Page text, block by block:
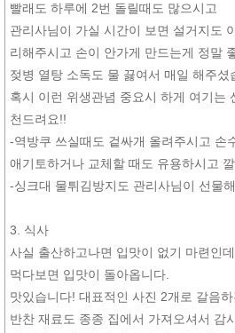
빨래도 하루에 2번 돌릴때도 많으시고
관리사님이 가실 시간이 보면 설거지도
리해주시고 손이 안가게 만드는게 정말
젖병 열탕 소독도 물 끓여서 매일 해주셨
혹시 이런 위생관념 중요시 하게 여기는
천드려요!!
-역방쿠 쓰실때도 겉싸개 올려주시고 손
애기토하거나 교체할 때도 유용하시고
-싱크대 물튀김방지도 관리사님이 선물
3. 식사
사실 출산하고나면 입맛이 없기 마련인
먹다보면 입맛이 돌아옵니다.
맛있습니다! 대표적인 사진 2개로 갈음하
반찬 재료도 종종 집에서 가져오셔서 감